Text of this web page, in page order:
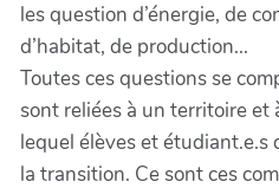
les question d’énergie, de
d’habitat, de production...
Toutes ces questions se
sont reliées à un territoire et
lequel élèves et étudiant.e.s
la transition. Ce sont ces